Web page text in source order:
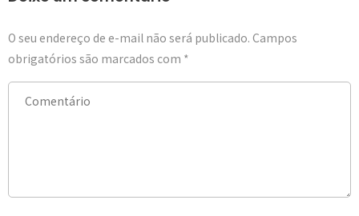
O seu endereço de e-mail não será publicado. Campos
obrigatórios são marcados com *